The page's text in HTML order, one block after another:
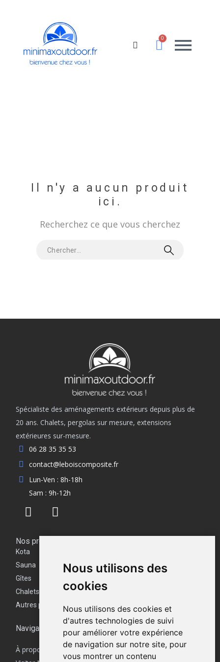
Nous utilisons des
cookies
Nous utilisons des cookies et
d'autres technologies de suivi
pour améliorer votre expérience
de navigation sur notre site, pour
vous montrer un contenu
Il n'y a aucun produit
ici.
Recherchez ce que vous cherchez
Spécialiste des aménagements extérieurs depuis plus de
20 ans. Chalets, pergolas sur mesure, extensions
extérieures sur-mesure.
06 28 35 35 53
contact@leboiscomposite.fr
Lun-Ven : 8h-18h
Sam : 9h-12h
Nos produits
Kota
Sauna
Gîtes
Chalets
Autres produits
Navigation
À propos